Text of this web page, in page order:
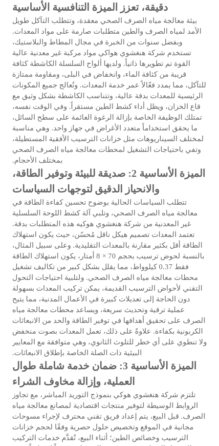
دقيقة، تعزز الميزة التنافسية الأساسية
بيئة معالجة مياه الصرف الصحي معقدة، وتتطلب التآكل طويل
الأمد لمياه الصرف والطين متطلبات صارمة على مواد المعدات.
وبفضل سنوات من الخبرة في مجال المطاط والبلاستيك،
تستخدم شركة هنغشوي هواكي مواد مركبة غير معدنية عالية
القوة تم تطويرها ذاتياً. ولديها ألواح السلسلة الكاشطة كثافة
قريبة من كثافة الماء، وانخفاض في البلى، ومقاومة ممتازة
للتآكل، مما يمدد فعّالاً عمر خدمة المعدات. وتُعالج جميع المكونات
الرئيسية للمعدات بدقة عالية، وتتناسب الكاشطة بشكل وثيق مع
قاع الخزان، ويظل أداء كشط الطين مستقراً. وفي الوقت نفسه،
تمتلك الوظيفة الخاصة بإزالة الرغوة العائمة على سطح السائل،
ما يحقق استخداماً متعدد الأغراض في جهاز واحد. وهي مناسبة
لمختلف السيناريوهات مثل خزانات الترسيب الأفقية المستطيلة،
وتفي باحتياجات التشغيل لمحطات معالجة مياه الصرف الصحي
بمختلف الأحجام.
الميزة الأساسية 2: صديقة للبيئة وتوفير الطاقة،
والانحياز الدقيق لتوجهات السياسات
تتطلب السياسات الحالية بوضوح تحسين كفاءة الطاقة في
معالجة مياه الصرف الصحي، وتلبي آلة كشط اللوحة السلسلية
غير المعدنية من شركة هنغشوي هوكيه هذه المتطلبات بدقة.
تعتمد المعدات تصميم هيكل ناقل مُحسّن، حيث يكون استهلاك
الطاقة أقل بكثير مقارنة بالمعدات التقليدية. وعلى سبيل المثال،
بالنسبة لحوض ترسيب بحجم 70 × 8 أمتار، يكون استهلاك الطاقة
فقط 0.37 كيلوواط، مما يقلل بشكل كبير من تكاليف تشغيل
محطات معالجة مياه الصرف الصحي. ولتلبية احتياجات التحول
التقني لأحواض الترسيب القديمة، يمكن تركيب المعدات بسهولة
دون الحاجة إلى تعديلات كبيرة في الأعمال المدنية، مما يتيح
عملية ترقية وتحديث سريعة، ويساعد محطات معالجة مياه
الصرف على تحقيق أهدافها في توفير الطاقة والحد من الانبعاثات
الكربونية بكفاءة. علاوةً على ذلك، تعمل المعدات بصوت منخفض
ولا تنطوي على أي خطر للتلوث الثانوي، وهي متوافقة مع المعايير
البيئية ذات الصلة الخاصة بإطلاق الانبعاثات.
الميزة الأساسية 3: ضمان خدمة شاملة طوال
العملية، وإزالة مخاوف الشراء
تلتزم شركة هنغشوي هوكي بنموذج التوريد المباشر، مع تجاوز
الروابط الوسيطة لتوفير منتجات اقتصادية لمصانع معالجة مياه
الصرف. قبل البيع، يتم إعداد فريق تقني محترف لإجراء مسوحات
مجانية في الموقع وتخصيص حلول حصرية وفقًا لحجم خزانات
الترسيب وخصائص الطين؛ أثناء البيع، تُقدَّم خدمات التركيب